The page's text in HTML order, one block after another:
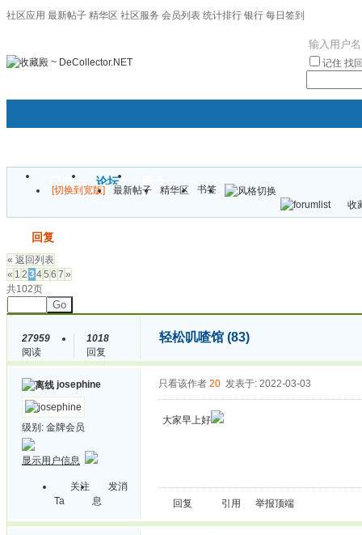
社区应用 最新帖子 精华区 社区服务 会员列表 统计排行 银行 每日签到
记住 找
门户 论坛
[切换到宽版] 最新帖子 精华区
书签
收
回复
« 返回列表
« 1 2 345 6 7 »
共102页
Go
27959
阅读
1018
回复
轻松叽喳馆 (83)
josephine
级别: 金牌会员
显示用户信息
关注
Ta
发消
息
只看该作者 20 发表于: 2022-03-03
大家早上好
回复 引用 举报顶端